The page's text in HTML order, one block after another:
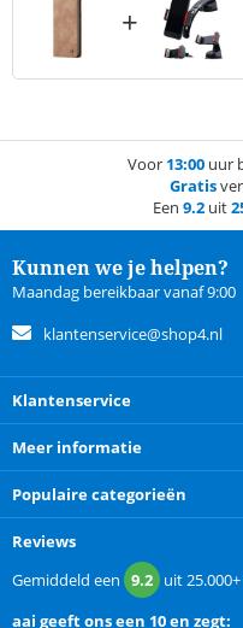
+
Voor 13:00uur
Gratis
Een 9.2 uit
Kunnen we je helpen?
Maandag bereikbaar vanaf 9:00
klantenservice@shop4.nl
Klantenservice
Meer informatie
Populaire categorieën
Reviews
Gemiddeld een 9.2 uit25.000+
aai geeft ons een 10 en zegt: